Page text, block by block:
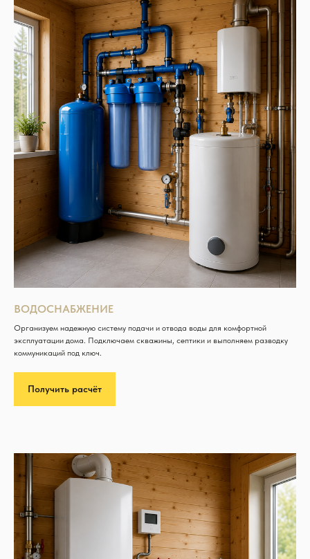
ВОДОСНАБЖЕНИЕ
Организуем надежную систему подачи и отвода воды для комфортной
эксплуатации дома. Подключаем скважины, септики и выполняем разводку
коммуникаций под ключ.
Получить расчёт